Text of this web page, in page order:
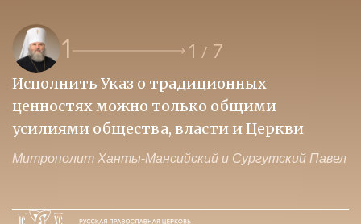
1 1 / 7
Исполнить Указ о традиционных
ценностях можно только общими
усилиями общества, власти и Церкви
Митрополит Ханты-Мансийский и Сургутский Павел